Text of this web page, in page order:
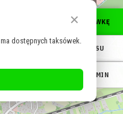
ZNAJDŹ TAKSÓWKĘ
SZUKAJ ADRESU
WYCEŃ NA TERMIN
✕
dostępnych taksówek.
w okolicy (na żywo):
Taxi Szczecin
okolicy →